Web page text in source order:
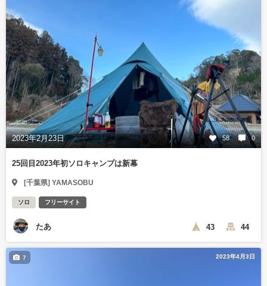
2023年2月23日 58 0
25回目2023年初ソロキャンプは新幕
[千葉県] YAMASOBU
ソロ フリーサイト
たあ 43 44
2023年4月3日
7